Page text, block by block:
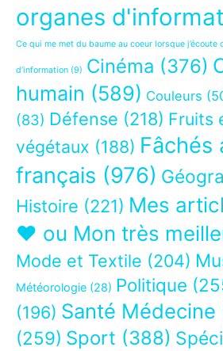
organes
Ce qui me met du baume au coeur lorsque j’écoute
d’information (9) Cinéma (376)
humain (589) Couleurs
(83) Défense (218) Fruits
végétaux (188) Fâchés
français (976)
Histoire (221) Mes
❤ ou Mon très
Mode et Textile (204)
Météorologie (28) Politique
(196) Santé Médecine
(259) Sport (388)